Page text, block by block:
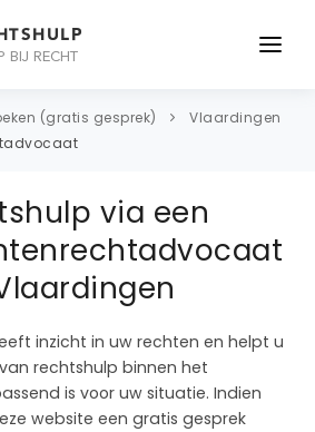
BIJ RECHT
(gratis gesprek)
Vlaardingen
via een
inzicht in uw rechten en helpt u
rechtshulp binnen het
is voor uw situatie. Indien
website een gratis gesprek